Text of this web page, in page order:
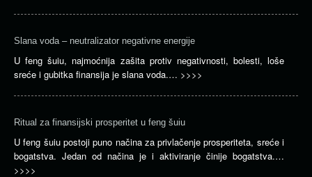
Slana voda – neutralizator negativne energije
U feng šuiu, najmoćnija zašita protiv negativnosti, bolesti, loše
sreće i gubitka finansija je slana voda.… >>>>
Ritual za finansijski prosperitet u feng šuiu
U feng šuiu postoji puno načina za privlačenje prosperiteta, sreće i
bogatstva. Jedan od načina je i aktiviranje činije bogatstva.…
>>>>